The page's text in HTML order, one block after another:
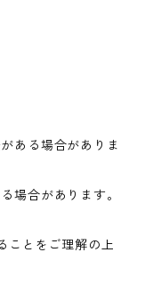
ある場合がありま
場合があります。
ことをご理解の上